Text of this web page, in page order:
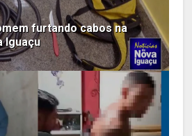
furtando cabos na
Iguaçu